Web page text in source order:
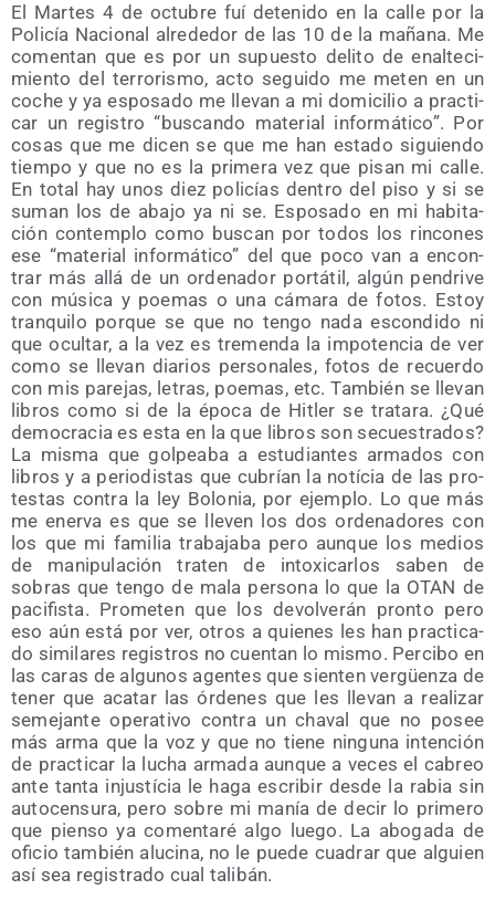
El Mar­tes 4 de octu­bre fuí dete­ni­do en la calle por la
Poli­cía Nacio­nal alre­de­dor de las 10 de la maña­na. Me
comen­tan que es por un supues­to deli­to de enal­te­ci­
mien­to del terro­ris­mo, acto segui­do me meten en un
coche y ya espo­sa­do me lle­van a mi domi­ci­lio a prac­ti­
car un regis­tro “bus­can­do mate­rial infor­má­ti­co”. Por
cosas que me dicen se que me han esta­do siguien­do
tiem­po y que no es la pri­me­ra vez que pisan mi calle.
En total hay unos diez poli­cías den­tro del piso y si se
suman los de aba­jo ya ni se. Espo­sa­do en mi habi­ta­
ción con­tem­plo como bus­can por todos los rin­co­nes
ese “mate­rial infor­má­ti­co” del que poco van a encon­
trar más allá de un orde­na­dor por­tá­til, algún pen­dri­ve
con músi­ca y poe­mas o una cáma­ra de fotos. Estoy
tran­qui­lo por­que se que no ten­go nada escon­di­do ni
que ocul­tar, a la vez es tre­men­da la impo­ten­cia de ver
como se lle­van dia­rios per­so­na­les, fotos de recuer­do
con mis pare­jas, letras, poe­mas, etc. Tam­bién se lle­van
libros como si de la épo­ca de Hitler se tra­ta­ra. ¿Qué
demo­cra­cia es esta en la que libros son secues­tra­dos?
La mis­ma que gol­pea­ba a estu­dian­tes arma­dos con
libros y a perio­dis­tas que cubrían la notí­cia de las pro­
tes­tas con­tra la ley Bolo­nia, por ejem­plo. Lo que más
me ener­va es que se lle­ven los dos orde­na­do­res con
los que mi fami­lia tra­ba­ja­ba pero aun­que los medios
de mani­pu­la­ción tra­ten de into­xi­car­los saben de
sobras que ten­go de mala per­so­na lo que la OTAN de
paci­fis­ta. Pro­me­ten que los devol­ve­rán pron­to pero
eso aún está por ver, otros a quie­nes les han prac­ti­ca­
do simi­la­res regis­tros no cuen­tan lo mis­mo. Per­ci­bo en
las caras de algu­nos agen­tes que sien­ten ver­güen­za de
tener que aca­tar las órde­nes que les lle­van a rea­li­zar
seme­jan­te ope­ra­ti­vo con­tra un cha­val que no posee
más arma que la voz y que no tie­ne nin­gu­na inten­ción
de prac­ti­car la lucha arma­da aun­que a veces el cabreo
ante tan­ta injus­tí­cia le haga escri­bir des­de la rabia sin
auto­cen­su­ra, pero sobre mi manía de decir lo pri­me­ro
que pien­so ya comen­ta­ré algo lue­go. La abo­ga­da de
ofi­cio tam­bién alu­ci­na, no le pue­de cua­drar que alguien
así sea regis­tra­do cual talibán.